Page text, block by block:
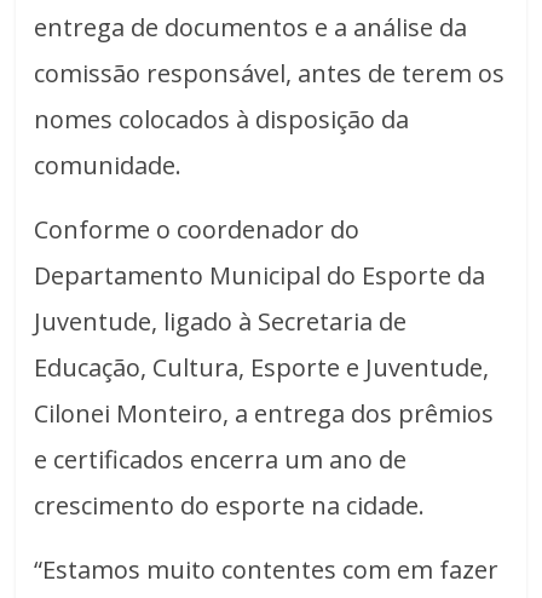
entrega de documentos e a análise da
comissão responsável, antes de terem os
nomes colocados à disposição da
comunidade.
Conforme o coordenador do
Departamento Municipal do Esporte da
Juventude, ligado à Secretaria de
Educação, Cultura, Esporte e Juventude,
Cilonei Monteiro, a entrega dos prêmios
e certificados encerra um ano de
crescimento do esporte na cidade.
“Estamos muito contentes com em fazer